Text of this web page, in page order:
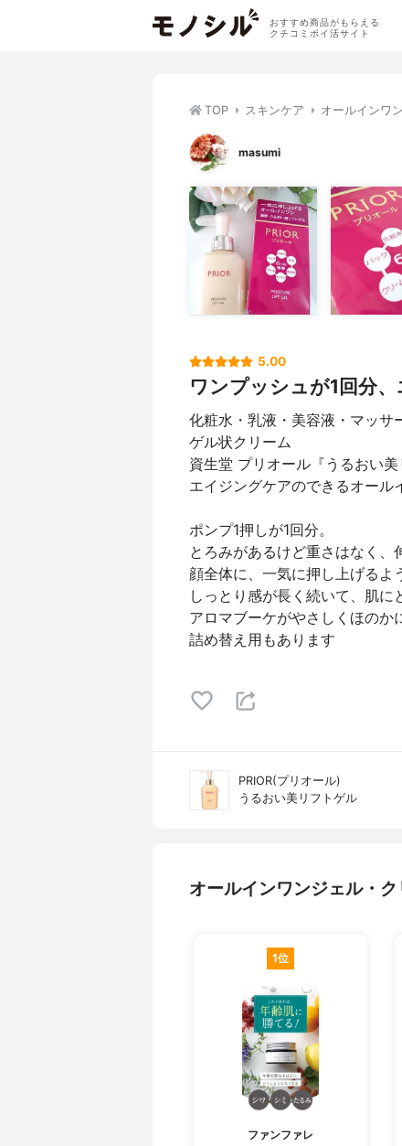
おすすめ商品がもらえる
クチコミポイ活サイト
TOP スキンケア オールインワ
masumi
5.00
ワンプッシュが1回分
化粧水・乳液・美容液・マッサ
ゲル状クリーム
資生堂 プリオール『うるおい美
エイジングケアのできるオール
ポンプ1押しが1回分。
とろみがあるけど重さはなく、
顔全体に、一気に押し上げるよ
しっとり感が長く続いて、肌に
アロマブーケがやさしくほのか
詰め替え用もあります
PRIOR(プリオール)
うるおい美リフトゲル
オールインワンジェル・
1位
ファンファレ